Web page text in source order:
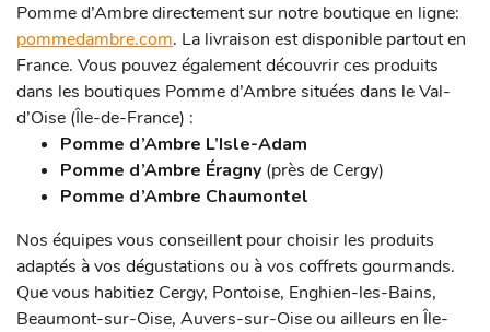
Pomme d’Ambre directement sur notre boutique en ligne:
pommedambre.com. La livraison est disponible partout en
France. Vous pouvez également découvrir ces produits
dans les boutiques Pomme d’Ambre situées dans le Val-
d’Oise (Île-de-France) :
Pomme d’Ambre L’Isle-Adam
Pomme d’Ambre Éragny (près de Cergy)
Pomme d’Ambre Chaumontel
Nos équipes vous conseillent pour choisir les produits
adaptés à vos dégustations ou à vos coffrets gourmands.
Que vous habitiez Cergy, Pontoise, Enghien-les-Bains,
Beaumont-sur-Oise, Auvers-sur-Oise ou ailleurs en Île-